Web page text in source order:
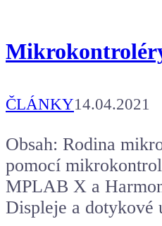
Kafe pro
Aby mohl napsat
ČLÁNKY14.04.2021
Obsah: Rodina
pomocí
MPLAB X a
Displeje a